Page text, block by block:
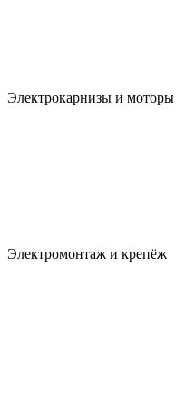
Электрокарнизы и моторы
Электромонтаж и крепёж